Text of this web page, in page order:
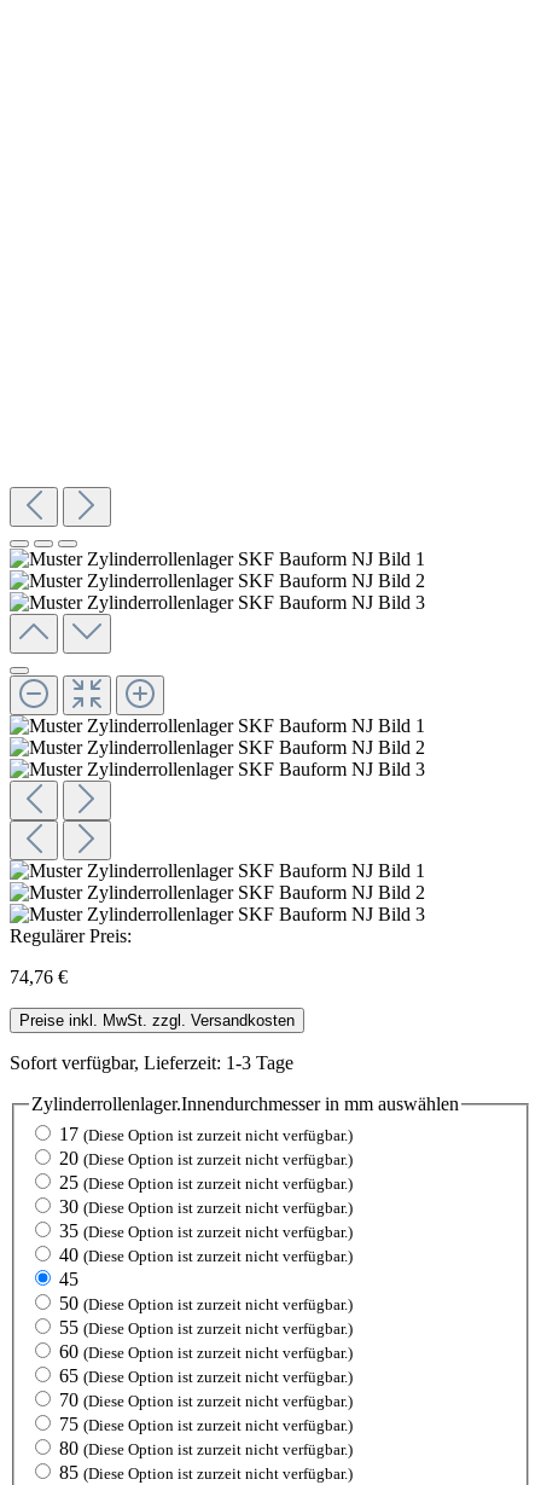
Regulärer Preis:
74,76 €
Preise inkl. MwSt. zzgl. Versandkosten
Sofort verfügbar, Lieferzeit: 1-3 Tage
Zylinderrollenlager.Innendurchmesser in mm auswählen
17 (Diese Option ist zurzeit nicht verfügbar.)
20 (Diese Option ist zurzeit nicht verfügbar.)
25 (Diese Option ist zurzeit nicht verfügbar.)
30 (Diese Option ist zurzeit nicht verfügbar.)
35 (Diese Option ist zurzeit nicht verfügbar.)
40 (Diese Option ist zurzeit nicht verfügbar.)
45
50 (Diese Option ist zurzeit nicht verfügbar.)
55 (Diese Option ist zurzeit nicht verfügbar.)
60 (Diese Option ist zurzeit nicht verfügbar.)
65 (Diese Option ist zurzeit nicht verfügbar.)
70 (Diese Option ist zurzeit nicht verfügbar.)
75 (Diese Option ist zurzeit nicht verfügbar.)
80 (Diese Option ist zurzeit nicht verfügbar.)
85 (Diese Option ist zurzeit nicht verfügbar.)